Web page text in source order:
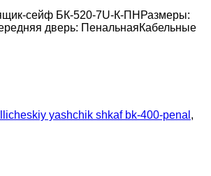
сейф БК-520-7U-К-ПНРазмеры:
дверь: ПенальнаяКабельные
yashchik shkaf bk-400-penal ,